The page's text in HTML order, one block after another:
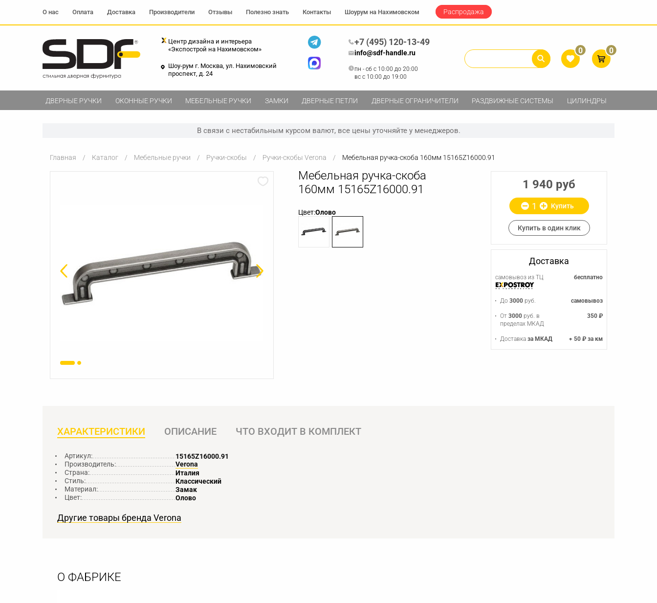
Центр дизайна и интерьера
«Экспострой на Нахимовском»
Шоу-рум г. Москва, ул. Нахимовский
проспект, д. 24
+7 (495) 120-13-49
info@sdf-handle.ru
пн - сб c 10:00 до 20:00
вс c 10:00 до 19:00
0 0
О нас Оплата Доставка Производители Отзывы Полезно знать Контакты Шоурум на Нахимовском Распродажа
ДВЕРНЫЕ РУЧКИ ОКОННЫЕ РУЧКИ МЕБЕЛЬНЫЕ РУЧКИ ЗАМКИ ДВЕРНЫЕ ПЕТЛИ ДВЕРНЫЕ ОГРАНИЧИТЕЛИ РАЗДВИЖНЫЕ СИСТЕМЫ ЦИЛИНДРЫ
В связи с нестабильным курсом валют, все цены уточняйте у менеджеров.
Главная Каталог Мебельные ручки Ручки-скобы Ручки-скобы Verona Мебельная ручка-скоба 160мм 15165Z16000.91
Мебельная ручка-скоба
160мм 15165Z16000.91
Цвет:Олово
1 940 руб
Купить
Купить в один клик
Доставка
самовывоз из ТЦ бесплатно
До3000 руб. самовывоз
От3000 руб. в
пределах МКАД
350 ₽
Доставказа МКАД + 50 ₽ за км
ХАРАКТЕРИСТИКИ ОПИСАНИЕ ЧТО ВХОДИТ В КОМПЛЕКТ
Артикул:
15165Z16000.91
Производитель:
Verona
Страна:
Италия
Стиль:
Классический
Материал:
Замак
Цвет:
Олово
Другие товары бренда Verona
О ФАБРИКЕ